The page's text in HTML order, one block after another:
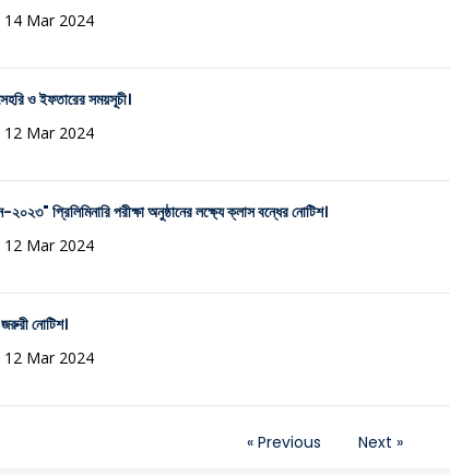
14 Mar 2024
ও ইফতারের সময়সূচী।
12 Mar 2024
প্রিলিমিনারি পরীক্ষা অনুষ্ঠানের লক্ষ্যে ক্লাস বন্ধের নোটিশ।
12 Mar 2024
নোটিশ।
12 Mar 2024
« Previous Next »